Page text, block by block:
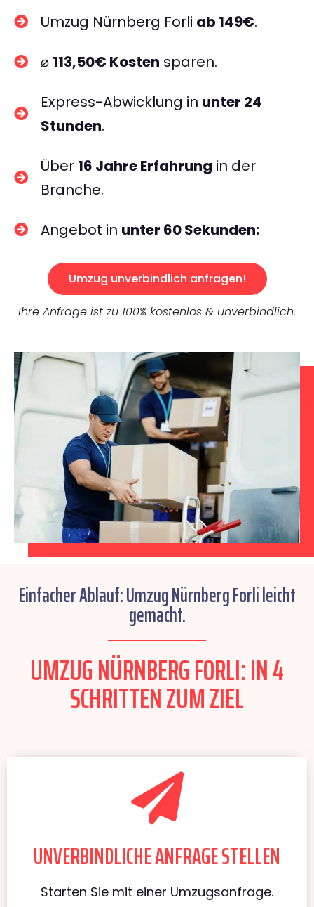
Umzug Nürnberg Forli ab 149€.
⌀ 113,50€ Kosten sparen.
Express-Abwicklung in unter 24
Stunden.
Über 16 Jahre Erfahrung in der
Branche.
Angebot in unter 60 Sekunden:
Umzug unverbindlich anfragen!
Ihre Anfrage ist zu 100% kostenlos & unverbindlich.
Einfacher Ablauf: Umzug Nürnberg Forli leicht
gemacht.
UMZUG NÜRNBERG FORLI: IN 4
SCHRITTEN ZUM ZIEL
UNVERBINDLICHE ANFRAGE STELLEN
Starten Sie mit einer Umzugsanfrage.